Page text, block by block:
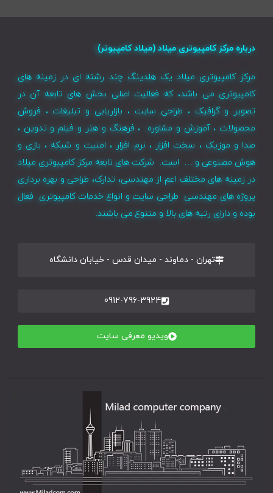
درباره مرکز کامپیوتری میلاد (میلاد کامپیوتر)
مرکز کامپیوتری میلاد یک هلدینگ چند رشته ای در زمینه های
کامپیوتری می باشد، که فعالیت اصلی بخش های تابعه آن در
تصویر و گرافیک ، طراحی سایت ، بازاریابی و تبلیغات ، فروش
محصولات ، آموزش و مشاوره ، فرهنگ و هنر و فیلم و تدوین ،
صدا و موزیک ، سخت افزار ، نرم افزار ، امنیت و شبکه ، بازی و
هوش مصنوعی و … است. شرکت های تابعه مرکز کامپیوتری میلاد
در زمینه های مختلف اعم از مهندسی، تدارک، طراحی و بهره برداری
پروژه های مهندسی طراحی سایت و انواع خدمات کامپیوتری فعال
بوده و دارای رتبه های بالا و متنوع می باشند.
تهران - دماوند - میدان قدس - خیابان دانشگاه
0912-796-3924
ویدیو معرفی سایت